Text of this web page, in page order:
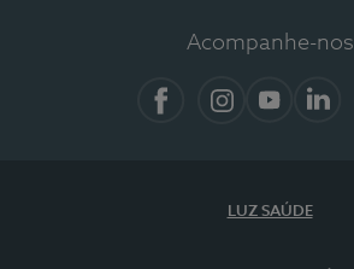
Acompanhe-nos
LUZ SAÚDE